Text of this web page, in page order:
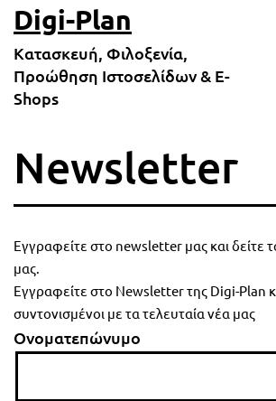
Μετάβαση
σε
περιεχόμενο
Digi-Plan
Κατασκευή, Φιλοξενία,
Προώθηση Ιστοσελίδων & E-
Shops
Newsletter
Εγγραφείτε στο newsletter μας και δείτε
μας.
Εγγραφείτε στο Newsletter της Digi-Plan
συντονισμένοι με τα τελευταία νέα μας
Ονοματεπώνυμο